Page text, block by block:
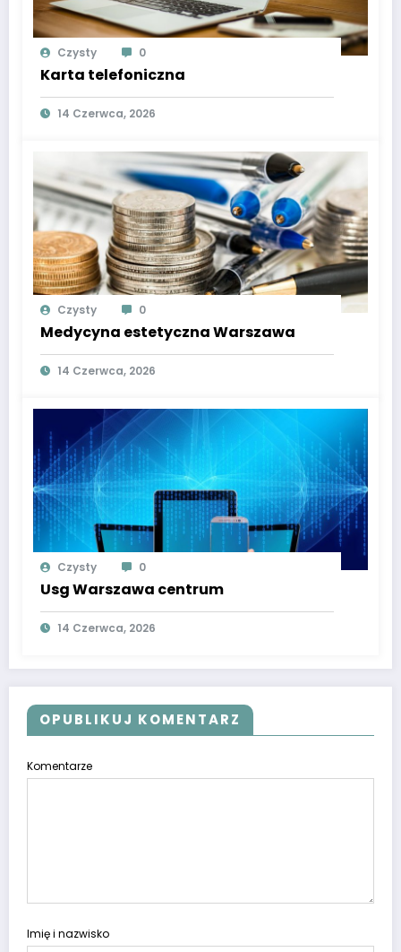
Czysty 0
Karta telefoniczna
14 Czerwca, 2026
Czysty 0
Medycyna estetyczna Warszawa
14 Czerwca, 2026
Czysty 0
Usg Warszawa centrum
14 Czerwca, 2026
OPUBLIKUJ KOMENTARZ
Komentarze
Imię i nazwisko